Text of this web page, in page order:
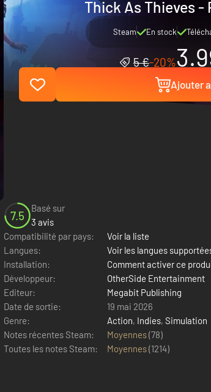
Thick As Thieves -
Steam En stock
5 €-20%
Ajouter
7.5
Basé sur
3 avis
Compatibilité par pays:
Voir la liste
Langues:
Voir les langues
Installation:
Comment activer ce
Développeur:
OtherSide Entertainment
Editeur:
Megabit Publishing
Date de sortie:
19 mai 2026
Genre:
Action, Indies, Simulation
Notes récentes Steam:
Moyennes(78)
Toutes les notes Steam:
Moyennes(1214)